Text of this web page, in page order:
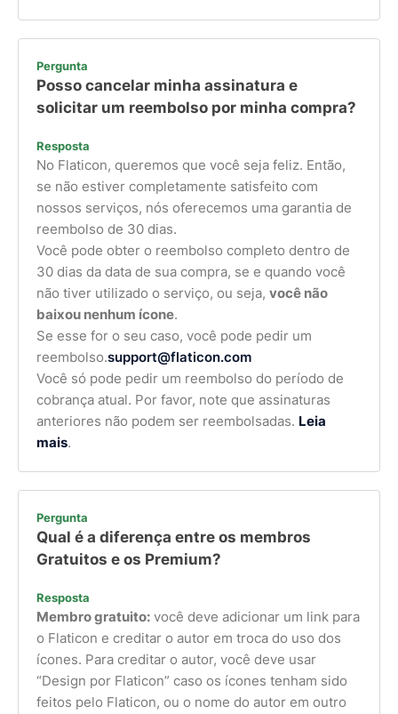
Pergunta
Posso cancelar minha assinatura e
solicitar um reembolso por minha compra?
Resposta
No Flaticon, queremos que você seja feliz. Então,
se não estiver completamente satisfeito com
nossos serviços, nós oferecemos uma garantia de
reembolso de 30 dias.
Você pode obter o reembolso completo dentro de
30 dias da data de sua compra, se e quando você
não tiver utilizado o serviço, ou seja, você não
baixou nenhum ícone.
Se esse for o seu caso, você pode pedir um
reembolso.support@flaticon.com
Você só pode pedir um reembolso do período de
cobrança atual. Por favor, note que assinaturas
anteriores não podem ser reembolsadas. Leia
mais.
Pergunta
Qual é a diferença entre os membros
Gratuitos e os Premium?
Resposta
Membro gratuito: você deve adicionar um link para
o Flaticon e creditar o autor em troca do uso dos
ícones. Para creditar o autor, você deve usar
“Design por Flaticon” caso os ícones tenham sido
feitos pelo Flaticon, ou o nome do autor em outro